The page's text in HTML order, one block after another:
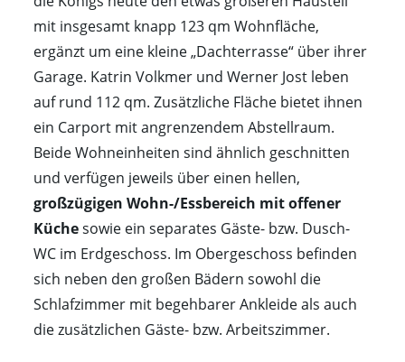
mit insgesamt knapp 123 qm Wohnfläche,
ergänzt um eine kleine „Dachterrasse“ über ihrer
Garage. Katrin Volkmer und Werner Jost leben
auf rund 112 qm. Zusätzliche Fläche bietet ihnen
ein Carport mit angrenzendem Abstellraum.
Beide Wohneinheiten sind ähnlich geschnitten
und verfügen jeweils über einen hellen,
großzügigen Wohn-/Essbereich mit offener
Küchesowie ein separates Gäste- bzw. Dusch-
WC im Erdgeschoss. Im Obergeschoss befinden
sich neben den großen Bädern sowohl die
Schlafzimmer mit begehbarer Ankleide als auch
die zusätzlichen Gäste- bzw. Arbeitszimmer.